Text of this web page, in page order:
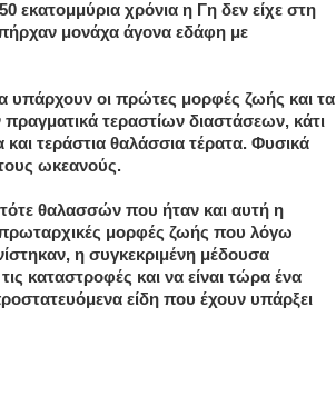
εκατομμύρια χρόνια η Γη δεν είχε στη
μονάχα άγονα εδάφη με
υπάρχουν οι πρώτες μορφές ζωής και τα
τεραστίων διαστάσεων, κάτι
τεράστια θαλάσσια τέρατα. Φυσικά
ωκεανούς.
θαλασσών που ήταν και αυτή η
μορφές ζωής που λόγω
η συγκεκριμένη μέδουσα
καταστροφές και να είναι τώρα ένα
είδη που έχουν υπάρξει